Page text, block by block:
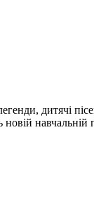
дитячі
новій